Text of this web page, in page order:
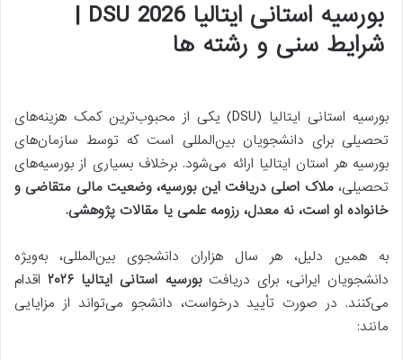
بورسیه استانی ایتالیا 2026 DSU |
شرایط سنی و رشته ها
بورسیه استانی ایتالیا (DSU) یکی از محبوب‌ترین کمک‌ هزینه‌های
تحصیلی برای دانشجویان بین‌المللی است که توسط سازمان‌های
بورسیه هر استان ایتالیا ارائه می‌شود. برخلاف بسیاری از بورسیه‌های
تحصیلی،ملاک اصلی دریافت این بورسیه، وضعیت مالی متقاضی و
خانواده او است، نه معدل، رزومه علمی یا مقالات پژوهشی.
به همین دلیل، هر سال هزاران دانشجوی بین‌المللی، به‌ویژه
دانشجویان ایرانی، برای دریافتبورسیه استانی ایتالیا ۲۰۲۶
اقدام
می‌کنند. در صورت تأیید درخواست، دانشجو می‌تواند از مزایایی
مانند: